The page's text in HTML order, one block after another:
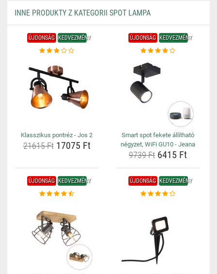
INNE PRODUKTY Z KATEGORII SPOT LAMPA
ÚJDONSÁG KEDVEZMÉNY
Klasszikus pontréz - Jos 2
21615 Ft17075 Ft
ÚJDONSÁG KEDVEZMÉNY
Smart spot fekete állítható
négyzet, WiFi GU10 - Jeana
9739 Ft 6415 Ft
ÚJDONSÁG KEDVEZMÉNY ÚJDONSÁG KEDVEZMÉNY